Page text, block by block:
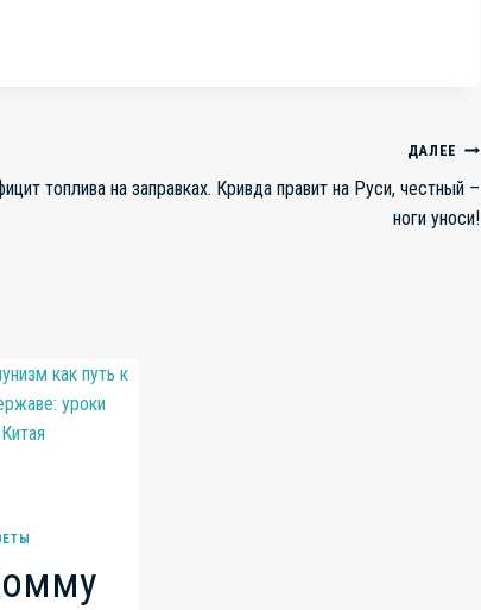
ДАЛЕЕ
топлива на заправках. Кривда правит на Руси, честный –
ноги уноси!